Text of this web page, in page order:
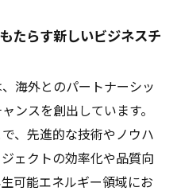
可能エネルギーの未来
プロジェクトで果た
おける福岡県技術者の
たらすプロジェクト成
たらす新しいビジネスチ
海外とのパートナーシッ
ンスを創出しています。
、先進的な技術やノウハ
ェクトの効率化や品質向
可能エネルギー領域にお